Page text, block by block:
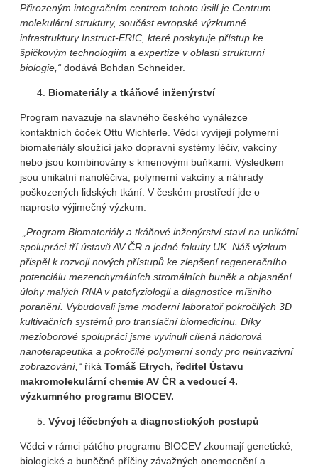
Přirozeným integračním centrem tohoto úsilí je Centrum
molekulární struktury, součást evropské výzkumné
infrastruktury Instruct-ERIC, které poskytuje přístup ke
špičkovým technologiím a expertize v oblasti strukturní
biologie,“ dodává Bohdan Schneider.
Biomateriály a tkáňové inženýrství
Program navazuje na slavného českého vynálezce
kontaktních čoček Ottu Wichterle. Vědci vyvíjejí polymerní
biomateriály sloužící jako dopravní systémy léčiv, vakcíny
nebo jsou kombinovány s kmenovými buňkami. Výsledkem
jsou unikátní nanoléčiva, polymerní vakcíny a náhrady
poškozených lidských tkání. V českém prostředí jde o
naprosto výjimečný výzkum.
„Program Biomateriály a tkáňové inženýrství staví na unikátní
spolupráci tří ústavů AV ČR a jedné fakulty UK. Náš výzkum
přispěl k rozvoji nových přístupů ke zlepšení regeneračního
potenciálu mezenchymálních stromálních buněk a objasnění
úlohy malých RNA v patofyziologii a diagnostice míšního
poranění. Vybudovali jsme moderní laboratoř pokročilých 3D
kultivačních systémů pro translační biomedicínu. Díky
mezioborové spolupráci jsme vyvinuli cílená nádorová
nanoterapeutika a pokročilé polymerní sondy pro neinvazivní
zobrazování,“ říká Tomáš Etrych, ředitel Ústavu
makromolekulární chemie AV ČR a vedoucí 4.
výzkumného programu BIOCEV.
Vývoj léčebných a diagnostických postupů
Vědci v rámci pátého programu BIOCEV zkoumají genetické,
biologické a buněčné příčiny závažných onemocnění a